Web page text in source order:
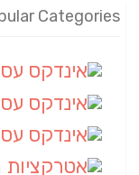
Categories